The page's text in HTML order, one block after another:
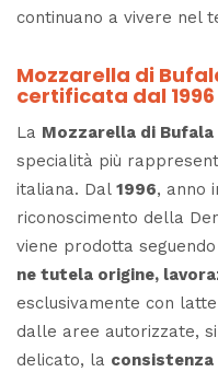
continuano a vivere nel
Mozzarella di
certificata dal 1996
La Mozzarella di Bufala
specialità più
italiana. Dal 1996, anno
riconoscimento della
viene prodotta seguendo
ne tutela origine,
esclusivamente con
dalle aree autorizzate,
delicato, la